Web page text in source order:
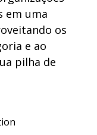
em uma
os
e ao
pilha de